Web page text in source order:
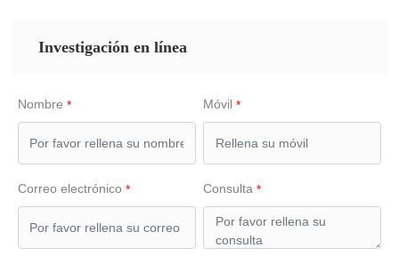
Investigación en línea
Nombre Móvil
Correo electrónico Consulta